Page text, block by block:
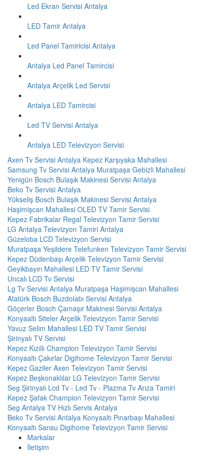
Led Ekran Servisi Antalya
LED Tamir Antalya
Led Panel Tamiricisi Antalya
Antalya Led Panel Tamircisi
Antalya Arçelik Led Servisi
Antalya LED Tamircisi
Led TV Servisi Antalya
Antalya LED Televizyon Servisi
Axen Tv Servisi Antalya Kepez Karşıyaka Mahallesi
Samsung Tv Servisi Antalya Muratpaşa Gebizli Mahallesi
Yenigün Bosch Bulaşık Makinesi Servisi Antalya
Beko Tv Servisi Antalya
Yükseliş Bosch Bulaşık Makinesi Servisi Antalya
Haşimişcan Mahallesi OLED TV Tamir Servisi
Kepez Fabrikalar Regal Televizyon Tamir Servisi
LG Antalya Televizyon Tamiri Antalya
Güzeloba LCD Televizyon Servisi
Muratpaşa Yeşildere Telefunken Televizyon Tamir Servisi
Kepez Düdenbaşı Arçelik Televizyon Tamir Servisi
Geyikbayırı Mahallesi LED TV Tamir Servisi
Uncalı LCD Tv Servisi
Lg Tv Servisi Antalya Muratpaşa Haşimişcan Mahallesi
Atatürk Bosch Buzdolabı Servisi Antalya
Göçerler Bosch Çamaşır Makinesi Servisi Antalya
Konyaaltı Siteler Arçelik Televizyon Tamir Servisi
Yavuz Selim Mahallesi LED TV Tamir Servisi
Şirinyalı TV Servisi
Kepez Kızıllı Champion Televizyon Tamir Servisi
Konyaaltı Çakırlar Digihome Televizyon Tamir Servisi
Kepez Gaziler Axen Televizyon Tamir Servisi
Kepez Beşkonaklılar LG Televizyon Tamir Servisi
Seg Şirinyalı Lcd Tv - Led Tv - Plazma Tv Arıza Tamiri
Kepez Şafak Champion Televizyon Tamir Servisi
Seg Antalya TV Hızlı Servis Antalya
Beko Tv Servisi Antalya Konyaaltı Pınarbaşı Mahallesi
Konyaaltı Sarısu Digihome Televizyon Tamir Servisi
Markalar
İletişim